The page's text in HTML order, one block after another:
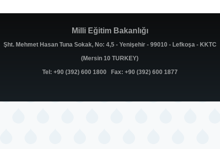
Milli Eğitim Bakanlığı
Şht. Mehmet Hasan Tuna Sokak, No: 4,5 - Yenişehir - 99010 - Lefkoşa - KKTC
(Mersin 10 TURKEY)
Tel: +90 (392) 600 1800 Fax: +90 (392) 600 1877